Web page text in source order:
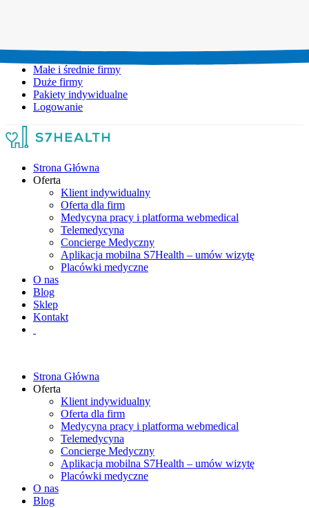
Małe i średnie firmy
Duże firmy
Pakiety indywidualne
Logowanie
Strona Główna
Oferta
Klient indywidualny
Oferta dla firm
Medycyna pracy i platforma webmedical
Telemedycyna
Concierge Medyczny
Aplikacja mobilna S7Health – umów wizytę
Placówki medyczne
O nas
Blog
Sklep
Kontakt
Strona Główna
Oferta
Klient indywidualny
Oferta dla firm
Medycyna pracy i platforma webmedical
Telemedycyna
Concierge Medyczny
Aplikacja mobilna S7Health – umów wizytę
Placówki medyczne
O nas
Blog